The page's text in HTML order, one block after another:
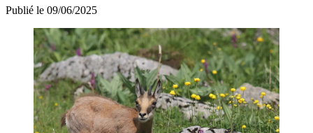
Publié le 09/06/2025